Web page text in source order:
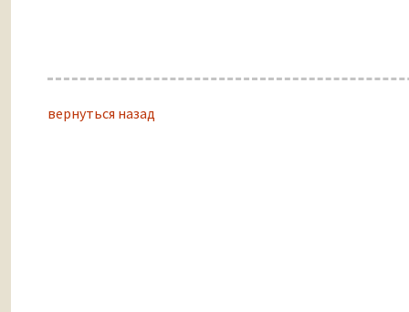
вернуться назад